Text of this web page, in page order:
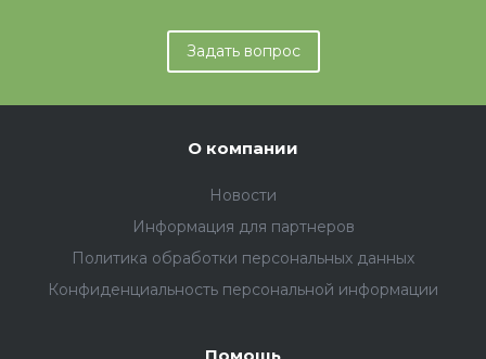
Задать вопрос
О компании
Новости
Информация для партнеров
Политика обработки персональных данных
Конфиденциальность персональной информации
Помощь